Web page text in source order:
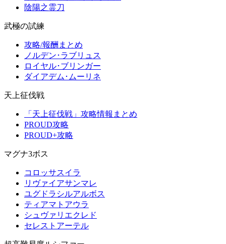
陰陽之霊刀
武極の試練
攻略/報酬まとめ
ノルデン･ラブリュス
ロイヤル･ブリンガー
ダイアデム･ムーリネ
天上征伐戦
「天上征伐戦」攻略情報まとめ
PROUD攻略
PROUD+攻略
マグナ3ボス
コロッサスイラ
リヴァイアサンマレ
ユグドラシルアルボス
ティアマトアウラ
シュヴァリエクレド
セレストアーテル